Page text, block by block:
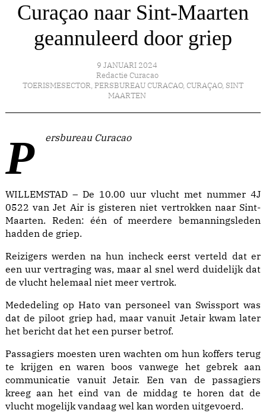
Curaçao naar Sint-Maarten
geannuleerd door griep
9 JANUARI 2024
Redactie Curacao
TOERISMESECTOR, PERSBUREAU CURACAO, CURAÇAO, SINT
MAARTEN
Persbureau Curacao
WILLEMSTAD – De 10.00 uur vlucht met nummer 4J
0522 van Jet Air is gisteren niet vertrokken naar Sint-
Maarten. Reden: één of meerdere bemanningsleden
hadden de griep.
Reizigers werden na hun incheck eerst verteld dat er
een uur vertraging was, maar al snel werd duidelijk dat
de vlucht helemaal niet meer vertrok.
Mededeling op Hato van personeel van Swissport was
dat de piloot griep had, maar vanuit Jetair kwam later
het bericht dat het een purser betrof.
Passagiers moesten uren wachten om hun koffers terug
te krijgen en waren boos vanwege het gebrek aan
communicatie vanuit Jetair. Een van de passagiers
kreeg aan het eind van de middag te horen dat de
vlucht mogelijk vandaag wel kan worden uitgevoerd.